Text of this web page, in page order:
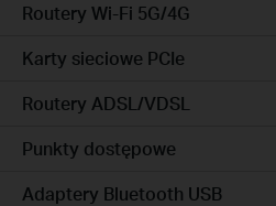
Routery Wi-Fi 5G/4G
Karty sieciowe PCIe
Routery ADSL/VDSL
Punkty dostępowe
Adaptery Bluetooth USB